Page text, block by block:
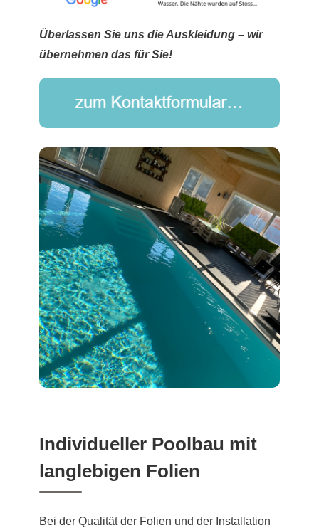
Überlassen Sie uns die Auskleidung – wir
übernehmen das für Sie!
Individueller Poolbau mit
langlebigen Folien
Bei der Qualität der Folien und der Installation